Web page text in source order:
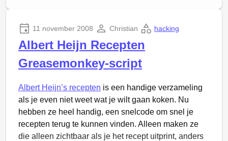
die componenten samenwerken in een webserver.
11 november 2008 Christian hacking
Albert Heijn Recepten
Greasemonkey-script
Albert Heijn’s recepten is een handige verzameling
als je even niet weet wat je wilt gaan koken. Nu
hebben ze heel handig, een snelcode om snel je
recepten terug te kunnen vinden. Alleen maken ze
die alleen zichtbaar als je het recept uitprint, anders